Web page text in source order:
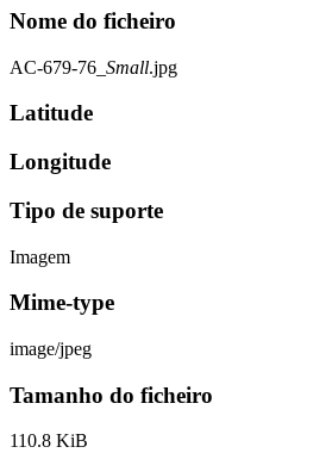
Nome do ficheiro
AC-679-76_ Small.jpg
Latitude
Longitude
Tipo de suporte
Imagem
Mime-type
image/jpeg
Tamanho do ficheiro
110.8 KiB